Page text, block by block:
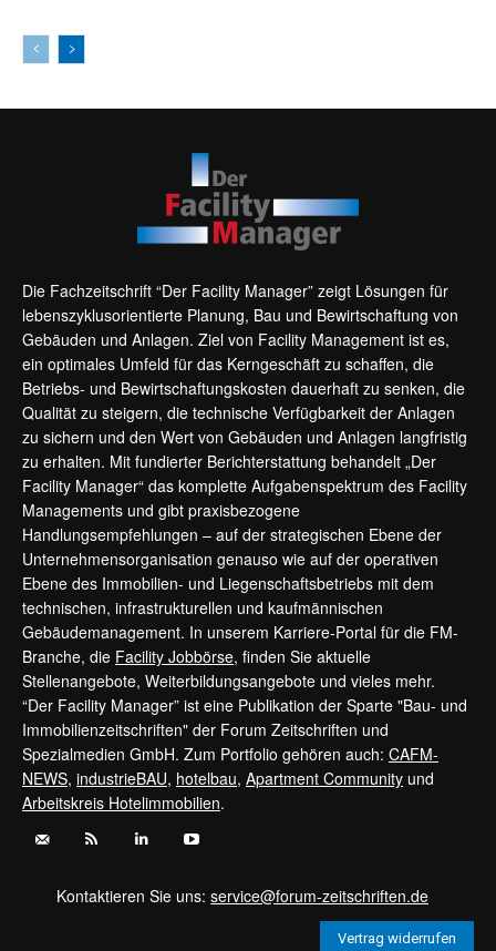
Die Fachzeitschrift “Der Facility Manager” zeigt Lösungen für
lebenszyklusorientierte Planung, Bau und Bewirtschaftung von
Gebäuden und Anlagen. Ziel von Facility Management ist es,
ein optimales Umfeld für das Kerngeschäft zu schaffen, die
Betriebs- und Bewirtschaftungskosten dauerhaft zu senken, die
Qualität zu steigern, die technische Verfügbarkeit der Anlagen
zu sichern und den Wert von Gebäuden und Anlagen langfristig
zu erhalten. Mit fundierter Berichterstattung behandelt „Der
Facility Manager“ das komplette Aufgabenspektrum des Facility
Managements und gibt praxisbezogene
Handlungsempfehlungen – auf der strategischen Ebene der
Unternehmensorganisation genauso wie auf der operativen
Ebene des Immobilien- und Liegenschaftsbetriebs mit dem
technischen, infrastrukturellen und kaufmännischen
Gebäudemanagement. In unserem Karriere-Portal für die FM-
Branche, die Facility Jobbörse, finden Sie aktuelle
Stellenangebote, Weiterbildungsangebote und vieles mehr.
“Der Facility Manager” ist eine Publikation der Sparte "Bau- und
Immobilienzeitschriften" der Forum Zeitschriften und
Spezialmedien GmbH. Zum Portfolio gehören auch: CAFM-
NEWS, industrieBAU, hotelbau, Apartment Community und
Arbeitskreis Hotelimmobilien.
Kontaktieren Sie uns:service@forum-zeitschriften.de
Vertrag widerrufen